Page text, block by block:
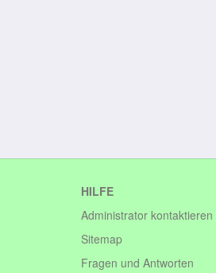
HILFE
Administrator kontaktieren
Sitemap
Fragen und Antworten